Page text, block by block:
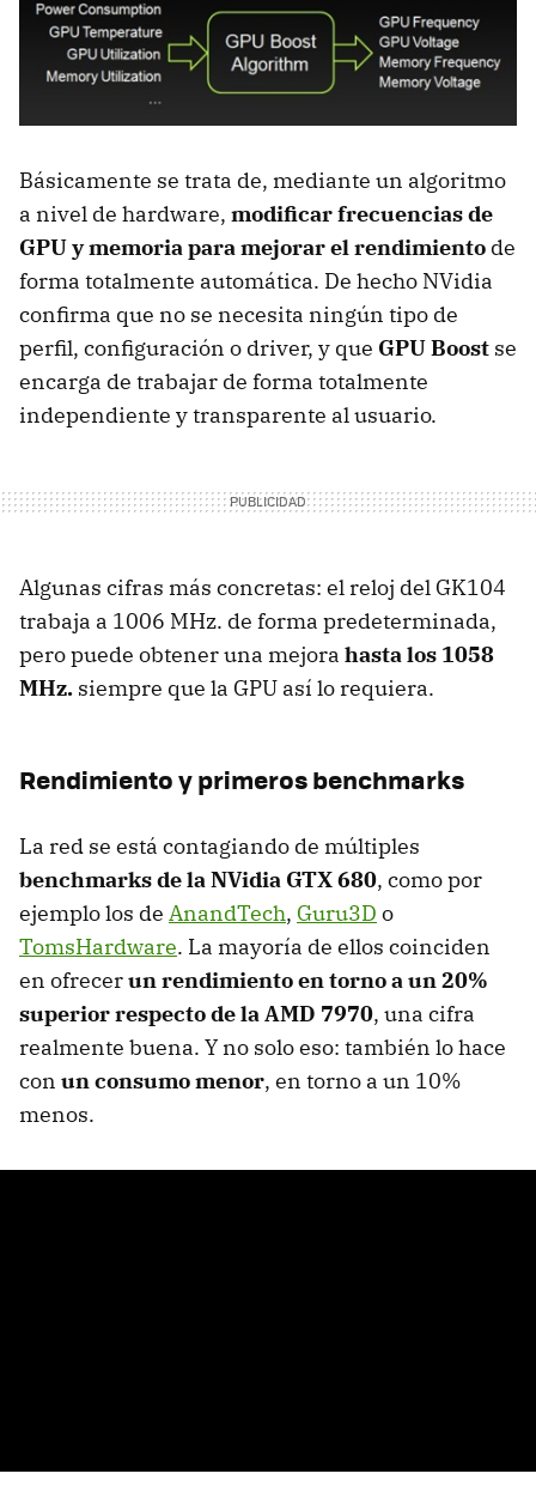
Básicamente se trata de, mediante un algoritmo
a nivel de hardware, modificar frecuencias de
GPUy memoria para mejorar el rendimiento de
forma totalmente automática. De hecho NVidia
confirma que no se necesita ningún tipo de
perfil, configuración o driver, y que GPUBoost se
encarga de trabajar de forma totalmente
independiente y transparente al usuario.
Algunas cifras más concretas: el reloj del GK104
trabaja a 1006 MHz. de forma predeterminada,
pero puede obtener una mejora hasta los 1058
MHz. siempre que la GPU así lo requiera.
Rendimiento y primeros benchmarks
La red se está contagiando de múltiples
benchmarks de la NVidia GTX680, como por
ejemplo los de AnandTech, Guru3D o
TomsHardware. La mayoría de ellos coinciden
en ofrecerun rendimiento en torno a un 20%
superior respecto de laAMD 7970, una cifra
realmente buena. Y no solo eso: también lo hace
con un consumo menor, en torno a un 10%
menos.